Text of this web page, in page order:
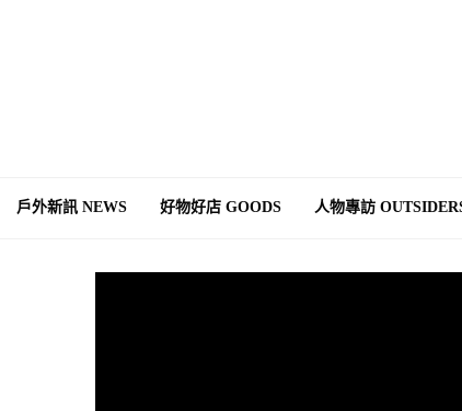
戶外新訊 NEWS 好物好店 GOODS 人物專訪